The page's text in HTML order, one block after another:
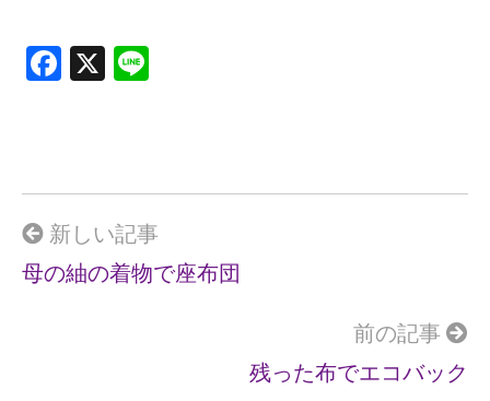
F
o
o
k
X
新しい記事
母の紬の着物で座布団
前の記事
残った布でエコバック